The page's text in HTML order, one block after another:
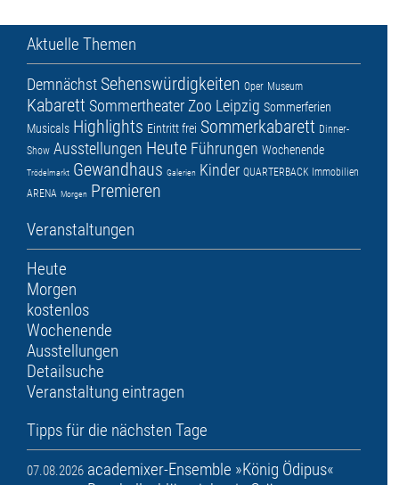
Aktuelle Themen
Demnächst Sehenswürdigkeiten Oper Museum
Kabarett Sommertheater Zoo Leipzig Sommerferien
Musicals Highlights Eintritt frei Sommerkabarett Dinner-
Show Ausstellungen Heute Führungen Wochenende
Trödelmarkt Gewandhaus Galerien Kinder QUARTERBACK Immobilien
ARENA Morgen Premieren
Veranstaltungen
Heute
Morgen
kostenlos
Wochenende
Ausstellungen
Detailsuche
Veranstaltung eintragen
Tipps für die nächsten Tage
07.08.2026 academixer-Ensemble »König Ödipus«